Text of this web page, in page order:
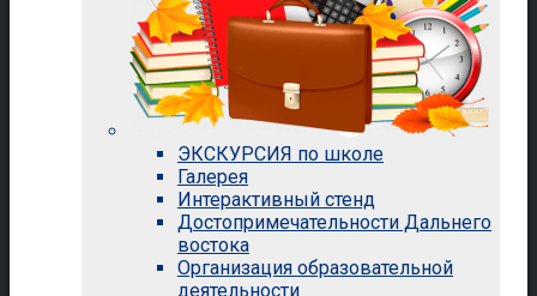
ЭКСКУРСИЯ по школе
Галерея
Интерактивный стенд
Достопримечательности Дальнего
востока
Организация образовательной
деятельности